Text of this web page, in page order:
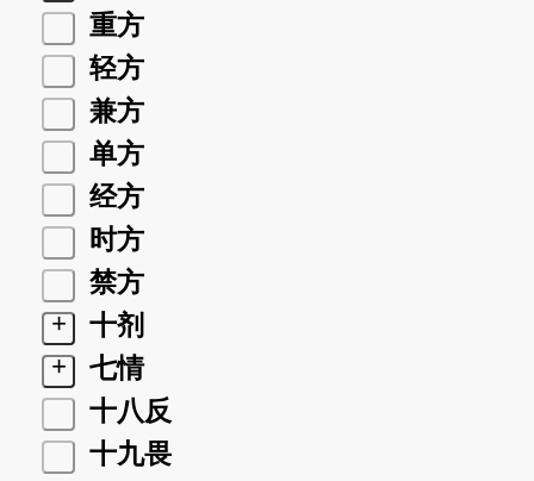
重方
轻方
兼方
单方
经方
时方
禁方
+
十剂
+
七情
十八反
十九畏